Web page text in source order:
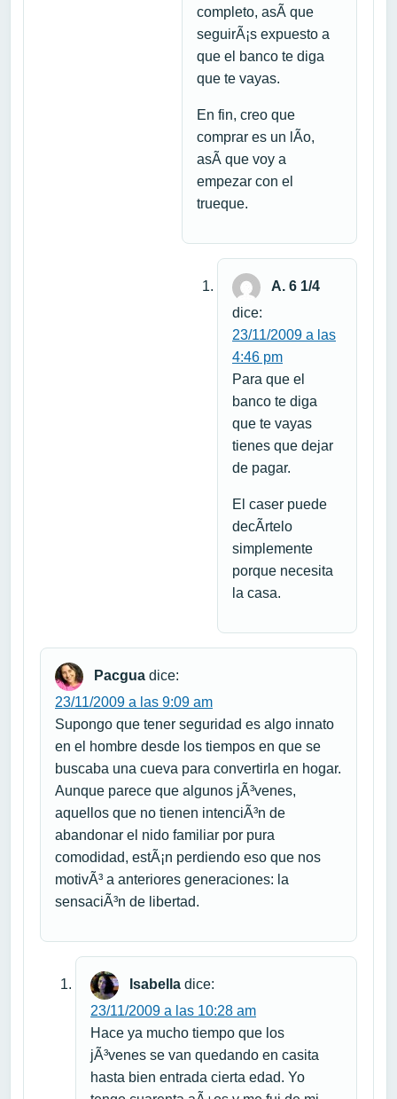
completo, asÃ­ que
seguirÃ¡s expuesto a
que el banco te diga
que te vayas.
En fin, creo que
comprar es un lÃ­o,
asÃ­ que voy a
empezar con el
trueque.
A. 6 1/4
dice:
23/11/2009 a las
4:46 pm
Para que el
banco te diga
que te vayas
tienes que dejar
de pagar.
El caser puede
decÃ­rtelo
simplemente
porque necesita
la casa.
Pacgua dice:
23/11/2009 a las 9:09 am
Supongo que tener seguridad es algo innato
en el hombre desde los tiempos en que se
buscaba una cueva para convertirla en hogar.
Aunque parece que algunos jÃ³venes,
aquellos que no tienen intenciÃ³n de
abandonar el nido familiar por pura
comodidad, estÃ¡n perdiendo eso que nos
motivÃ³ a anteriores generaciones: la
sensaciÃ³n de libertad.
Isabella dice:
23/11/2009 a las 10:28 am
Hace ya mucho tiempo que los
jÃ³venes se van quedando en casita
hasta bien entrada cierta edad. Yo